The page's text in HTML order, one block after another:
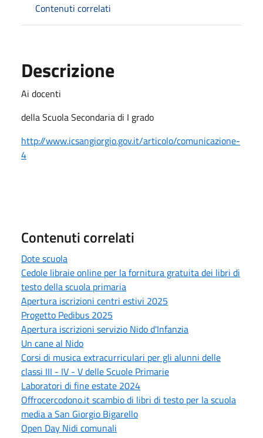
Contenuti correlati
Descrizione
Ai docenti
della Scuola Secondaria di I grado
http://www.icsangiorgio.gov.it/articolo/comunicazione-
4
Contenuti correlati
Dote scuola
Cedole libraie online per la fornitura gratuita dei libri di
testo della scuola primaria
Apertura iscrizioni centri estivi 2025
Progetto Pedibus 2025
Apertura iscrizioni servizio Nido d'Infanzia
Un cane al Nido
Corsi di musica extracurriculari per gli alunni delle
classi III - IV - V delle Scuole Primarie
Laboratori di fine estate 2024
Offrocercodono.it scambio di libri di testo per la scuola
media a San Giorgio Bigarello
Open Day Nidi comunali